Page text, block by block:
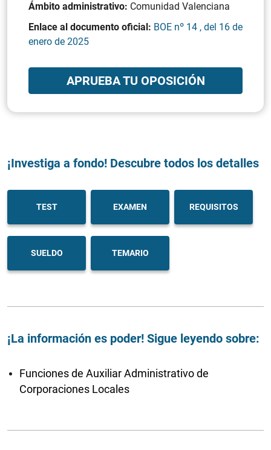
Ámbito administrativo: Comunidad Valenciana
Enlace al documento oficial: BOE nº 14 , del 16 de
enero de 2025
APRUEBA TU OPOSICIÓN
¡Investiga a fondo! Descubre todos los detalles
TEST EXAMEN REQUISITOS
SUELDO TEMARIO
¡La información es poder! Sigue leyendo sobre:
Funciones de Auxiliar Administrativo de
Corporaciones Locales